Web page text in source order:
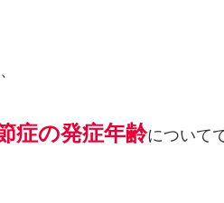
症の発症年齢について